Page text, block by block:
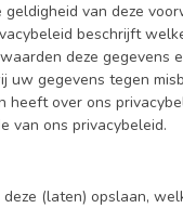
van deze
beschrijft
deze gegevens
gegevens tegen
over ons
van ons privacybeleid.
(laten) opslaan,